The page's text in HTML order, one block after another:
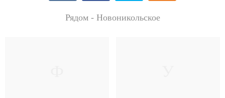
Рядом - Новоникольское